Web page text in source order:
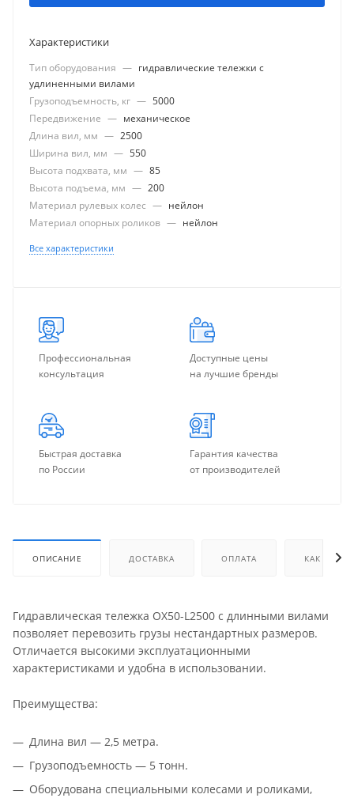
Характеристики
Тип оборудования — гидравлические тележки с
удлиненными вилами
Грузоподъемность, кг — 5000
Передвижение — механическое
Длина вил, мм — 2500
Ширина вил, мм — 550
Высота подхвата, мм — 85
Высота подъема, мм — 200
Материал рулевых колес — нейлон
Материал опорных роликов — нейлон
Все характеристики
Профессиональная
консультация
Доступные цены
на лучшие бренды
Быстрая доставка
по России
Гарантия качества
от производителей
ОПИСАНИЕ ДОСТАВКА ОПЛАТА КАК
Гидравлическая тележка OX50-L2500 с длинными вилами
позволяет перевозить грузы нестандартных размеров.
Отличается высокими эксплуатационными
характеристиками и удобна в использовании.
Преимущества:
Длина вил — 2,5 метра.
Грузоподъемность — 5 тонн.
Оборудована специальными колесами и роликами,